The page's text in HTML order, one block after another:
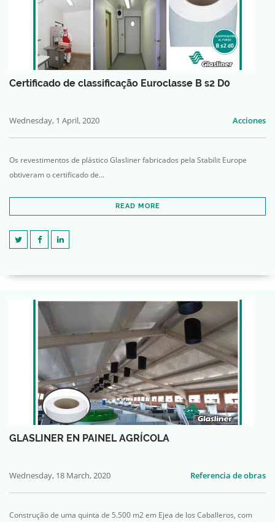
Certificado de classificação Euroclasse B s2 D0
Wednesday, 1 April, 2020 Acciones
Os revestimentos de plástico Glasliner fabricados pela Stabilit Europe
obtiveram o certificado de...
READ MORE
GLASLINER EN PAINEL AGRÍCOLA
Wednesday, 18 March, 2020 Referencia de obras
Construção de uma quinta de 5.500 m2 em Ejea de los Caballeros, com